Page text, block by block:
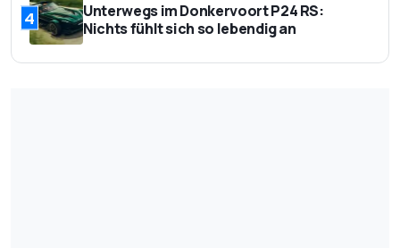
4
Unterwegs im Donkervoort P24 RS:
Nichts fühlt sich so lebendig an